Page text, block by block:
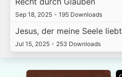
Sep 18, 2025 • 195 Downloads
Jesus, der meine Seele liebt
Jul 15, 2025 • 253 Downloads